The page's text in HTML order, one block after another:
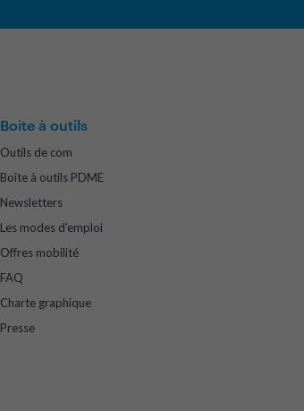
Boite à outils
Outils de com
Boîte à outils PDME
Newsletters
Les modes d'emploi
Offres mobilité
FAQ
Charte graphique
Presse